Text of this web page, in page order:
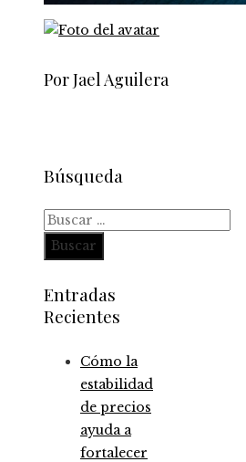
Por Jael Aguilera
Búsqueda
Buscar:
Entradas
Recientes
Cómo la
estabilidad
de precios
ayuda a
fortalecer